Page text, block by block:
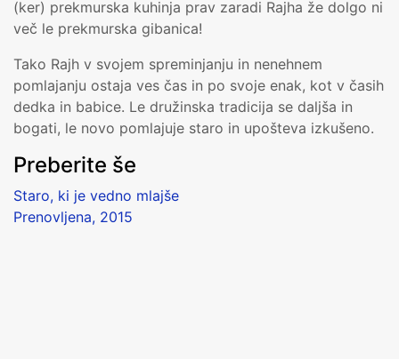
(ker) prekmurska kuhinja prav zaradi Rajha že dolgo ni
več le prekmurska gibanica!
Tako Rajh v svojem spreminjanju in nenehnem
pomlajanju ostaja ves čas in po svoje enak, kot v časih
dedka in babice. Le družinska tradicija se daljša in
bogati, le novo pomlajuje staro in upošteva izkušeno.
Preberite še
Staro, ki je vedno mlajše
Prenovljena, 2015